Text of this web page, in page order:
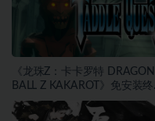
《龙珠Z：卡卡罗特 DRAGON
BALL Z KAKAROT》免安装终
版v2.02绿色中文版[46.97 GB][
度网盘]